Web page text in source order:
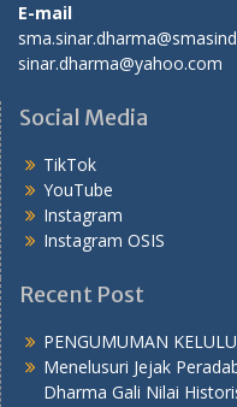
E-mail
sinar.dharma@yahoo.com
Social Media
TikTok
YouTube
Instagram
Instagram OSIS
Recent Post
PENGUMUMAN
Menelusuri Jejak
Dharma Gali Nilai